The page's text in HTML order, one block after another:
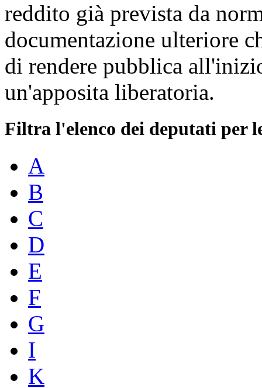
reddito già prevista da
documentazione ulteriore
di rendere pubblica
un'apposita liberatoria.
Filtra l'elenco dei deputati per
A
B
C
D
E
F
G
I
K